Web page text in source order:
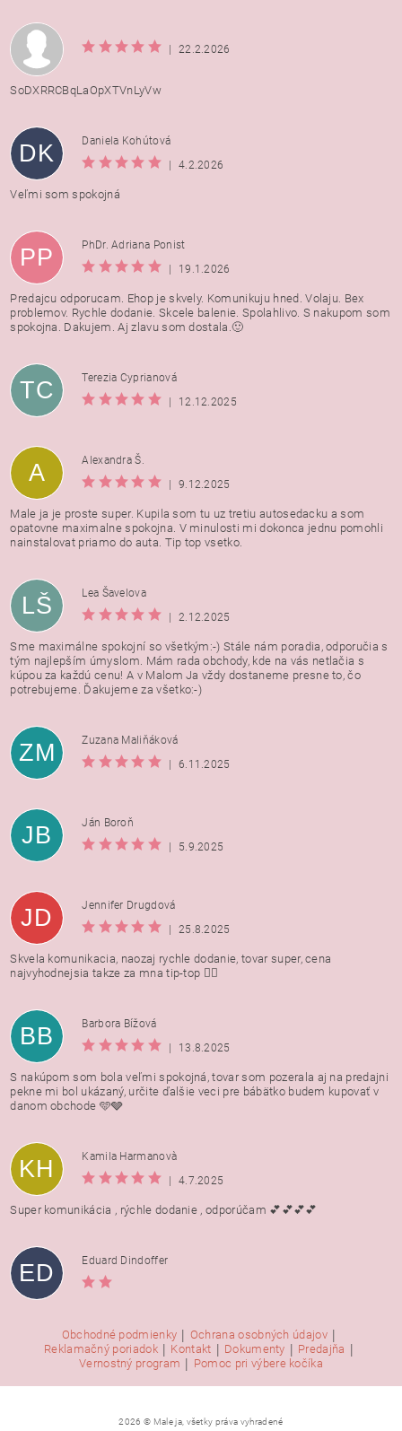
| 22.2.2026
SoDXRRCBqLaOpXTVnLyVw
DK
Daniela Kohútová
|
4.2.2026
Veľmi som spokojná
PP
PhDr. Adriana Ponist
|
19.1.2026
Predajcu odporucam. Ehop je skvely. Komunikuju hned. Volaju. Bex
problemov. Rychle dodanie. Skcele balenie. Spolahlivo. S nakupom som
spokojna. Dakujem. Aj zlavu som dostala.🙂
TC
Terezia Cyprianová
|
12.12.2025
A
Alexandra Š.
|
9.12.2025
Male ja je proste super. Kupila som tu uz tretiu autosedacku a som
opatovne maximalne spokojna. V minulosti mi dokonca jednu pomohli
nainstalovat priamo do auta. Tip top vsetko.
LŠ
Lea Šavelova
|
2.12.2025
Sme maximálne spokojní so všetkým:-) Stále nám poradia, odporučia s
tým najlepším úmyslom. Mám rada obchody, kde na vás netlačia s
kúpou za každú cenu! A v Malom Ja vždy dostaneme presne to, čo
potrebujeme. Ďakujeme za všetko:-)
ZM
Zuzana Maliňáková
|
6.11.2025
JB
Ján Boroň
|
5.9.2025
JD
Jennifer Drugdová
|
25.8.2025
Skvela komunikacia, naozaj rychle dodanie, tovar super, cena
najvyhodnejsia takze za mna tip-top 👍🏻
BB
Barbora Bížová
|
13.8.2025
S nakúpom som bola veľmi spokojná, tovar som pozerala aj na predajni
pekne mi bol ukázaný, určite ďalšie veci pre bábätko budem kupovať v
danom obchode 🩵🩶
KH
Kamila Harmanovà
|
4.7.2025
Super komunikácia , rýchle dodanie , odporúčam 💕💕💕💕
ED Eduard Dindoffer
Obchodné podmienky | Ochrana osobných údajov |
Reklamačný poriadok | Kontakt | Dokumenty | Predajňa |
Vernostný program | Pomoc pri výbere kočíka
2026 © Male ja, všetky práva vyhradené